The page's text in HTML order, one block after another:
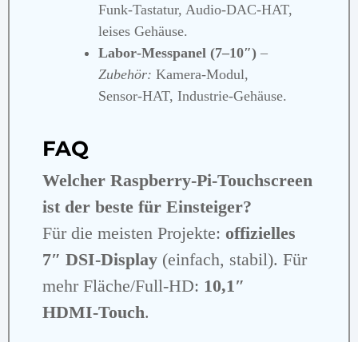
Funk‑Tastatur, Audio‑DAC‑HAT,
leises Gehäuse.
Labor‑Messpanel (7–10″) –
Zubehör: Kamera‑Modul,
Sensor‑HAT, Industrie‑Gehäuse.
FAQ
Welcher Raspberry‑Pi‑Touchscreen
ist der beste für Einsteiger?
Für die meisten Projekte: offizielles
7″ DSI‑Display (einfach, stabil). Für
mehr Fläche/Full‑HD: 10,1″
HDMI‑Touch.